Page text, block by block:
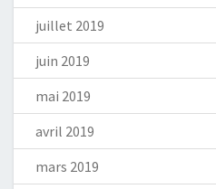
juillet 2019
juin 2019
mai 2019
avril 2019
mars 2019